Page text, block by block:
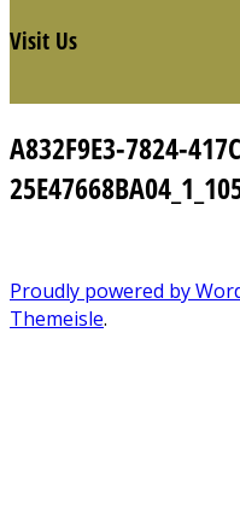
Visit Us
A832F9E3-7824-
Proudly powered by
Themeisle.